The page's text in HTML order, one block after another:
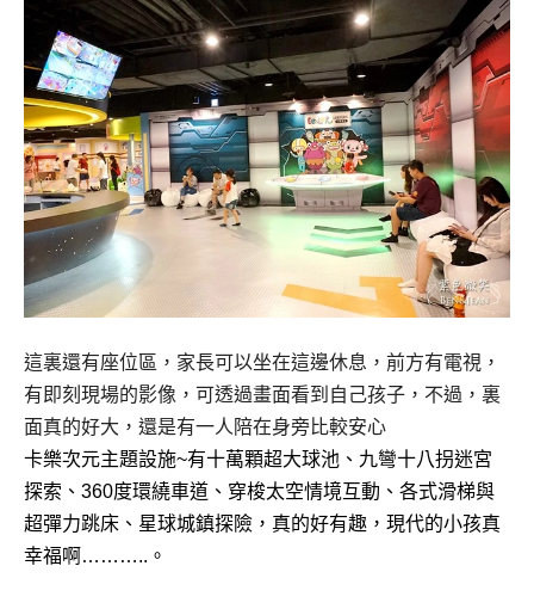
這裏還有座位區，家長可以坐在這邊休息，前方有電視，
有即刻現場的影像，可透過畫面看到自己孩子，不過，裏
面真的好大，還是有一人陪在身旁比較安心
卡樂次元主題設施~有十萬顆超大球池、九彎十八拐迷宮
探索、360度環繞車道、穿梭太空情境互動、各式滑梯與
超彈力跳床、星球城鎮探險，真的好有趣，現代的小孩真
幸福啊………..。